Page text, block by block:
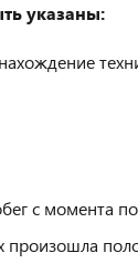
указаны:
с момента
произошла